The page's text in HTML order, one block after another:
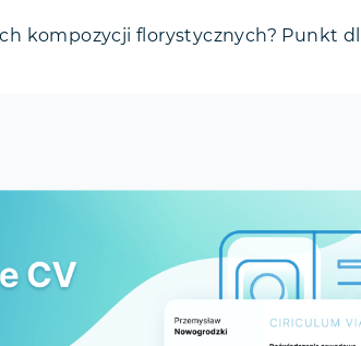
kompozycji florystycznych? Punkt